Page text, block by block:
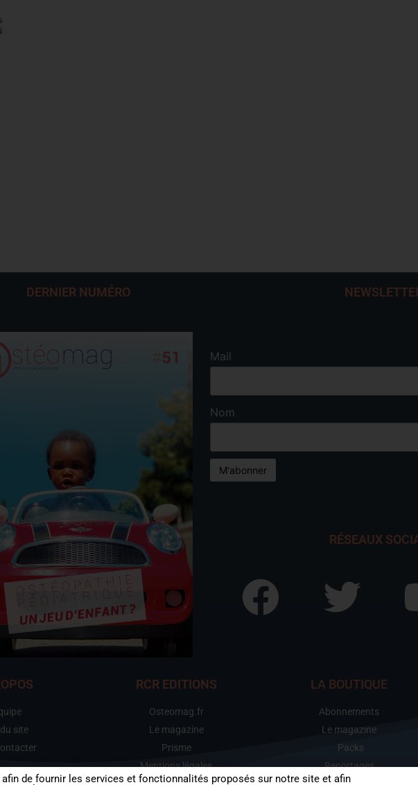
DERNIER NUMÉRO
Mail
Nom
RÉSEAUX
site
RCR EDITIONS
Osteomag.fr
Le magazine
Prisme
Mentions légales
LA BOUTIQUE
Abonnements
Le magazine
Packs
Reportages
de fournir les services et fonctionnalités proposés sur notre site et afin